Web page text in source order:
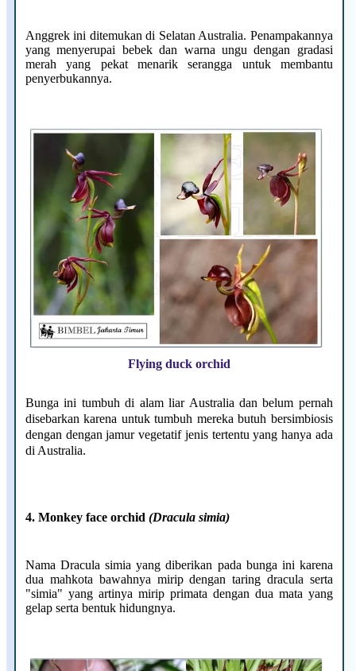
Anggrek ini ditemukan di Selatan Australia. Penampakannya
yang menyerupai bebek dan warna ungu dengan gradasi
merah yang pekat menarik serangga untuk membantu
penyerbukannya.
Flying duck orchid
Bunga ini tumbuh di alam liar Australia dan belum pernah
disebarkan karena untuk tumbuh mereka butuh bersimbiosis
dengan dengan jamur vegetatif jenis tertentu yang hanya ada
di Australia.
4. Monkey face orchid (Dracula simia)
Nama Dracula simia yang diberikan pada bunga ini karena
dua mahkota bawahnya mirip dengan taring dracula serta
"simia" yang artinya mirip primata dengan dua mata yang
gelap serta bentuk hidungnya.